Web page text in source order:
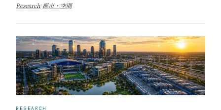
Research/都市・空間
RESEARCH